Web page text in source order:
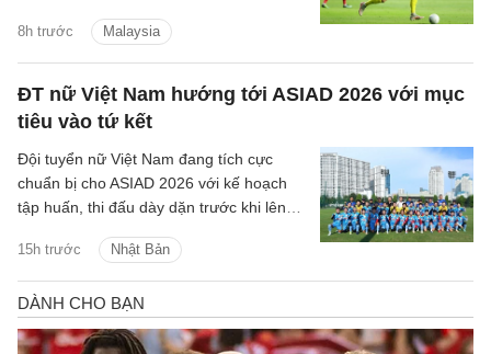
8h trước Malaysia
sắp tới.
ĐT nữ Việt Nam hướng tới ASIAD 2026 với mục
tiêu vào tứ kết
15h trước Nhật Bản
Đội tuyển nữ Việt Nam đang tích cực
chuẩn bị cho ASIAD 2026 với kế hoạch
tập huấn, thi đấu dày dặn trước khi lên